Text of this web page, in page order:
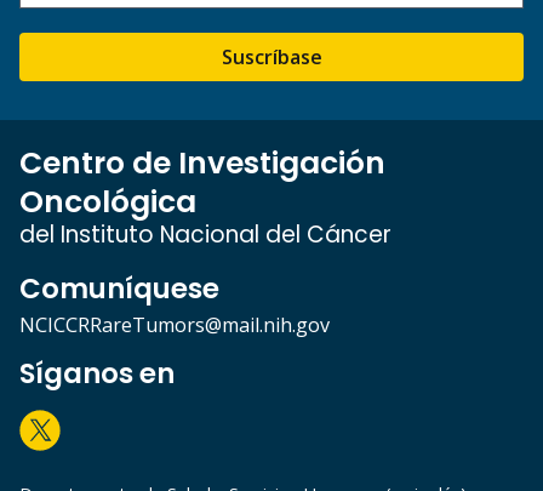
Suscríbase
Centro de Investigación
Oncológica
del Instituto Nacional del Cáncer
Comuníquese
NCICCRRareTumors@mail.nih.gov
Síganos en